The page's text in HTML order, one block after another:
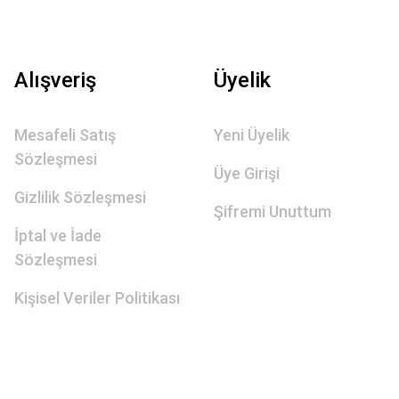
Alışveriş
Mesafeli Satış
Sözleşmesi
Gizlilik Sözleşmesi
İptal ve İade
Sözleşmesi
Kişisel Veriler Politikası
Üyelik
Yeni Üyelik
Üye Girişi
Şifremi Unuttum